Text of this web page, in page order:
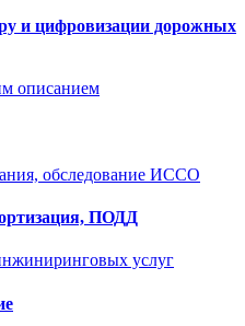
и цифровизации дорожных
описанием
обследование ИССО
ПОДД
услуг